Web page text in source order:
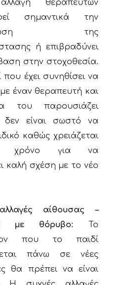
θεραπευτών
σημαντικά την
της
ή επιβραδύνει
στην στοχοθεσία.
που έχει συνηθίσει να
έναν θεραπευτή και
του παρουσιάζει
δεν είναι σωστό να
καθώς χρειάζεται
χρόνο για να
καλή σχέση με το νέο
αίθουσας –
με θόρυβο: Το
που το παιδί
πάνω σε νέες
θα πρέπει να είναι